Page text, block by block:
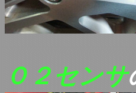
Ｏ２センサ